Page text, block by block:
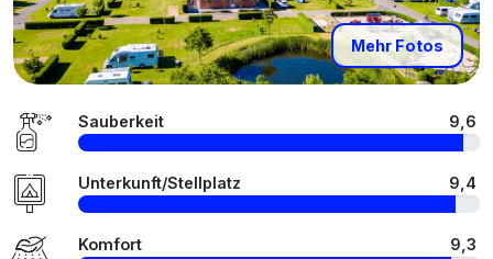
Mehr Fotos
Sauberkeit 9,6
Unterkunft/Stellplatz 9,4
Komfort 9,3